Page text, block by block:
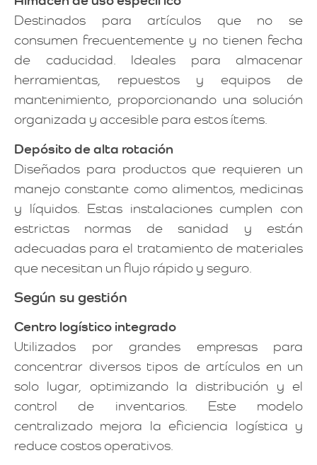
Destinados para artículos que no se
consumen frecuentemente y no tienen fecha
de caducidad. Ideales para almacenar
herramientas, repuestos y equipos de
mantenimiento, proporcionando una solución
organizada y accesible para estos ítems.
Depósito de alta rotación
Diseñados para productos que requieren un
manejo constante como alimentos, medicinas
y líquidos. Estas instalaciones cumplen con
estrictas normas de sanidad y están
adecuadas para el tratamiento de materiales
que necesitan un flujo rápido y seguro.
Según su gestión
Centro logístico integrado
Utilizados por grandes empresas para
concentrar diversos tipos de artículos en un
solo lugar, optimizando la distribución y el
control de inventarios. Este modelo
centralizado mejora la eficiencia logística y
reduce costos operativos.